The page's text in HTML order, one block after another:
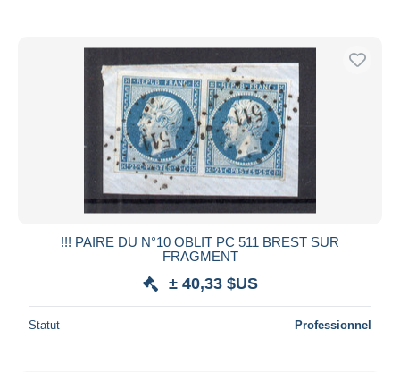
!!! PAIRE DU N°10 OBLIT PC 511 BREST SUR
FRAGMENT
± 40,33 $US
Statut Professionnel